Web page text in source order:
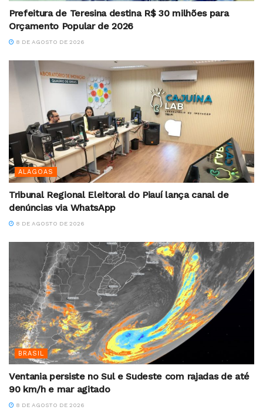
Prefeitura de Teresina destina R$ 30 milhões para
Orçamento Popular de 2026
8 DE AGOSTO DE 2026
ALAGOAS
Tribunal Regional Eleitoral do Piauí lança canal de
denúncias via WhatsApp
8 DE AGOSTO DE 2026
BRASIL
Ventania persiste no Sul e Sudeste com rajadas de até
90 km/h e mar agitado
8 DE AGOSTO DE 2026